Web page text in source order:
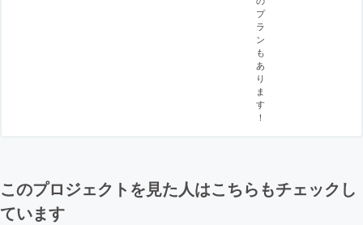
プ
ラ
ン
も
あ
り
ま
す
！
このプロジェクトを見た人はこちらもチェックし
ています